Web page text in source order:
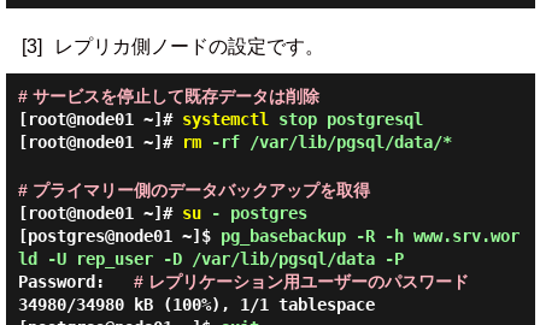
[3] レプリカ側ノードの設定です。
# サービスを停止して既存データは削除
[root@node01 ~]# systemctl stop postgresql
[root@node01 ~]# rm-rf /var/lib/pgsql/data/*
# プライマリー側のデータバックアップを取得
[root@node01 ~]# su- postgres
[postgres@node01 ~]$ pg_basebackup -R -h www.srv.wor
ld -U rep_user -D /var/lib/pgsql/data -P
Password: # レプリケーション用ユーザーのパスワード
34980/34980 kB (100%), 1/1 tablespace